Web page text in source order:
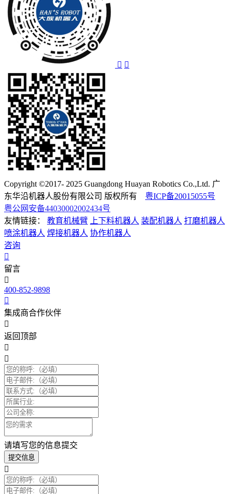
Copyright ©2017- 2025 Guangdong Huayan Robotics Co.,Ltd. 广
东华沿机器人股份有限公司 版权所有 粤ICP备20015055号
粤公网安备44030002002434号
友情链接：
教育机械臂 上下料机器人 装配机器人 打磨机器人
喷涂机器人 焊接机器人 协作机器人
咨询
留言
400-852-9898
集成商合作伙伴
返回顶部
请填写您的信息提交
提交信息